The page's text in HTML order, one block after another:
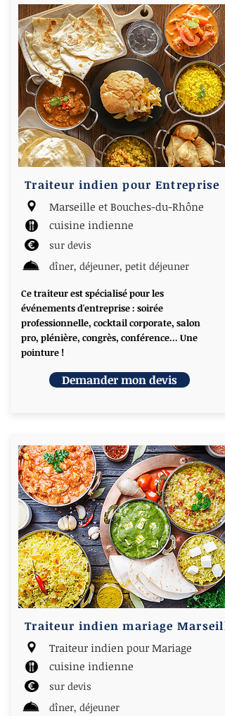
Traiteur indien pour Entreprise
Marseille et Bouches-du-Rhône
cuisine indienne
sur devis
dîner, déjeuner, petit déjeuner
Ce traiteur est spécialisé pour les
événements d'entreprise : soirée
professionnelle, cocktail corporate, salon
pro, plénière, congrès, conférence... Une
pointure !
Demander mon devis
Traiteur indien mariage
Traiteur indien pour Mariage
cuisine indienne
sur devis
dîner, déjeuner